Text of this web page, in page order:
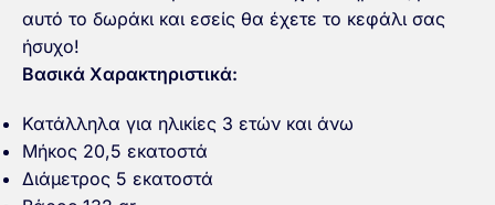
αυτό το δωράκι και εσείς θα έχετε το κεφάλι σας
ήσυχο!
Βασικά Χαρακτηριστικά:
Κατάλληλα για ηλικίες 3 ετών και άνω
Μήκος 20,5 εκατοστά
Διάμετρος 5 εκατοστά